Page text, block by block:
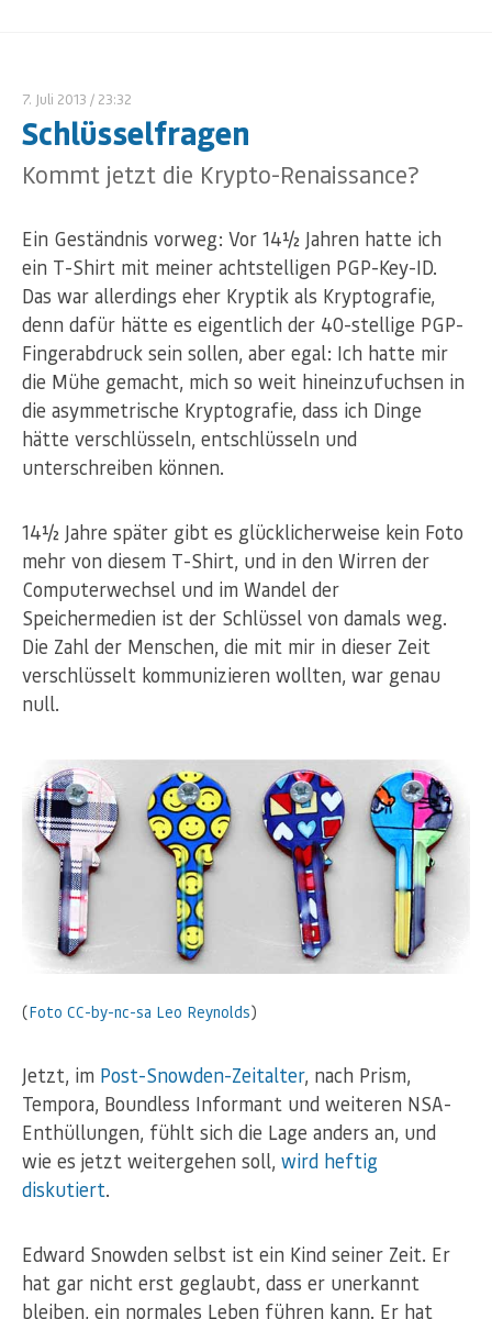
7. Juli 2013 / 23:32
Schlüsselfragen
Kommt jetzt die Krypto-Renaissance?
Ein Geständnis vorweg: Vor 14½ Jahren hatte ich
ein T-Shirt mit meiner achtstelligen PGP-Key-ID.
Das war allerdings eher Kryptik als Kryptografie,
denn dafür hätte es eigentlich der 40-stellige PGP-
Fingerabdruck sein sollen, aber egal: Ich hatte mir
die Mühe gemacht, mich so weit hineinzufuchsen in
die asymmetrische Kryptografie, dass ich Dinge
hätte verschlüsseln, entschlüsseln und
unterschreiben können.
14½ Jahre später gibt es glücklicherweise kein Foto
mehr von diesem T-Shirt, und in den Wirren der
Computerwechsel und im Wandel der
Speichermedien ist der Schlüssel von damals weg.
Die Zahl der Menschen, die mit mir in dieser Zeit
verschlüsselt kommunizieren wollten, war genau
null.
(Foto CC-by-nc-sa Leo Reynolds)
Jetzt, im Post-Snowden-Zeitalter, nach Prism,
Tempora, Boundless Informant und weiteren NSA-
Enthüllungen, fühlt sich die Lage anders an, und
wie es jetzt weitergehen soll, wird heftig
diskutiert.
Edward Snowden selbst ist ein Kind seiner Zeit. Er
hat gar nicht erst geglaubt, dass er unerkannt
bleiben, ein normales Leben führen kann. Er hat